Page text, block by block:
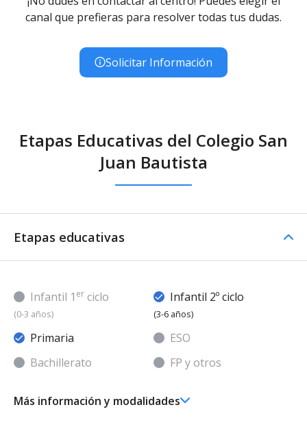
canal que prefieras para resolver todas tus dudas.
Solicitar Información
Etapas Educativas del Colegio San
Juan Bautista
Etapas educativas
Infantil 1 er ciclo
(0-3 años)
Infantil 2º ciclo
(3-6 años)
Primaria
ESO
Bachillerato
FP y otros
Más información y modalidades